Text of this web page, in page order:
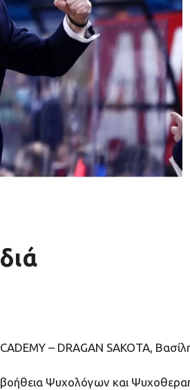
– DRAGAN SAKOTA,
Ψυχολόγων και